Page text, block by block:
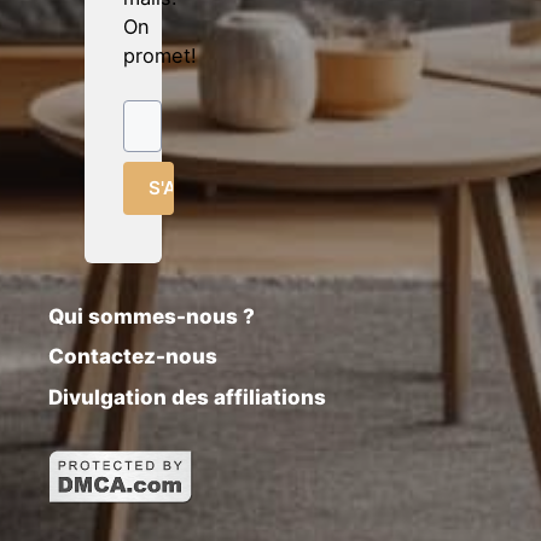
On
promet!
Qui sommes-nous ?
Contactez-nous
Divulgation des affiliations